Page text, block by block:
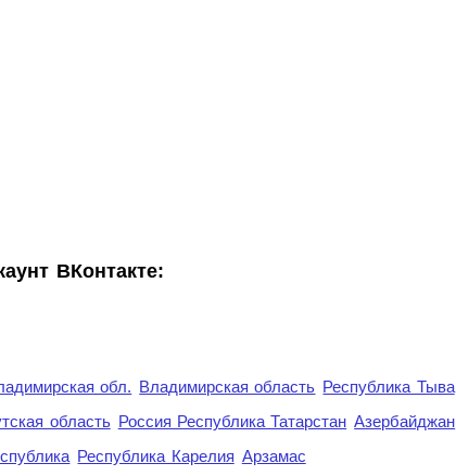
ВКонтакте:
обл. Владимирская область Республика Тыва
область Россия Республика Татарстан Азербайджан
Республика Карелия Арзамас